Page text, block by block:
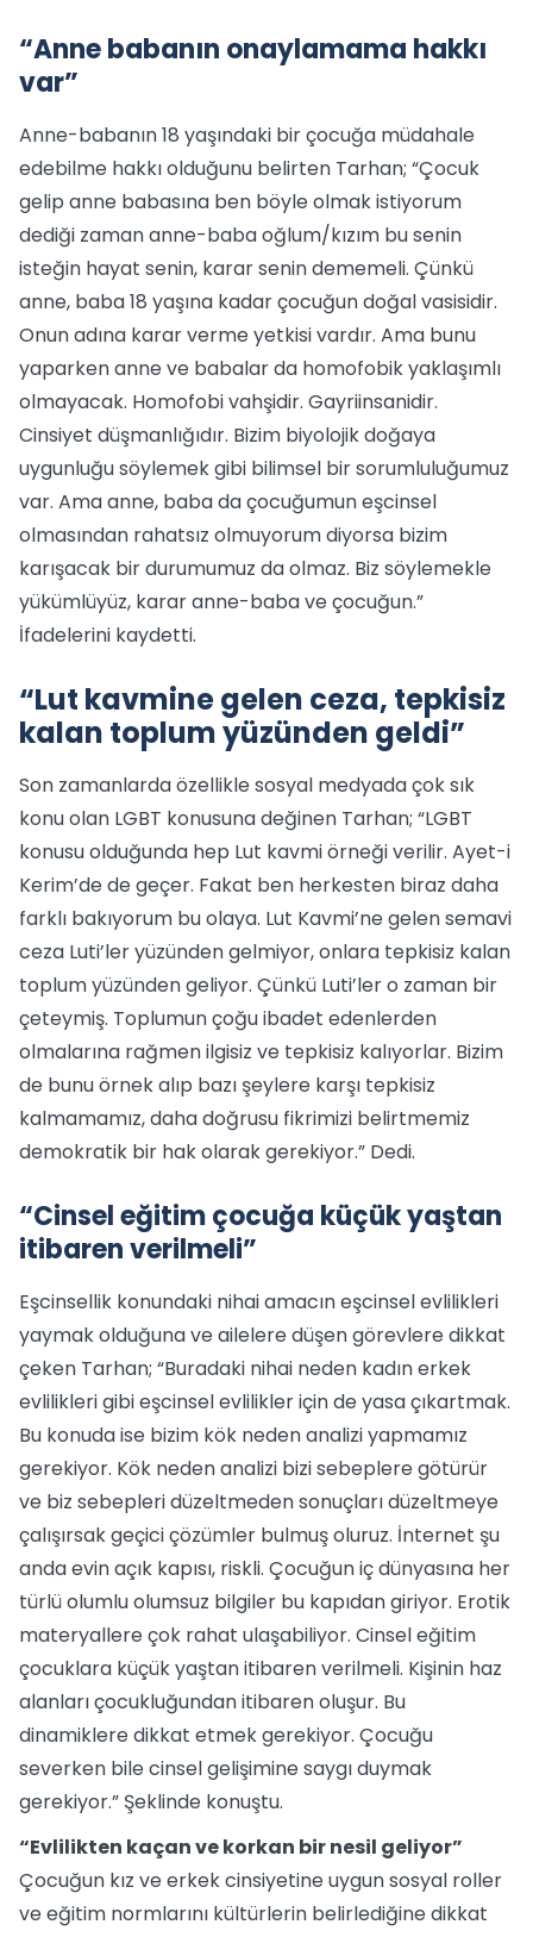
“Anne babanın onaylamama hakkı
var”
Anne-babanın 18 yaşındaki bir çocuğa müdahale
edebilme hakkı olduğunu belirten Tarhan; “Çocuk
gelip anne babasına ben böyle olmak istiyorum
dediği zaman anne-baba oğlum/kızım bu senin
isteğin hayat senin, karar senin dememeli. Çünkü
anne, baba 18 yaşına kadar çocuğun doğal vasisidir.
Onun adına karar verme yetkisi vardır. Ama bunu
yaparken anne ve babalar da homofobik yaklaşımlı
olmayacak. Homofobi vahşidir. Gayriinsanidir.
Cinsiyet düşmanlığıdır. Bizim biyolojik doğaya
uygunluğu söylemek gibi bilimsel bir sorumluluğumuz
var. Ama anne, baba da çocuğumun eşcinsel
olmasından rahatsız olmuyorum diyorsa bizim
karışacak bir durumumuz da olmaz. Biz söylemekle
yükümlüyüz, karar anne-baba ve çocuğun.”
İfadelerini kaydetti.
“Lut kavmine gelen ceza, tepkisiz
kalan toplum yüzünden geldi”
Son zamanlarda özellikle sosyal medyada çok sık
konu olan LGBT konusuna değinen Tarhan; “LGBT
konusu olduğunda hep Lut kavmi örneği verilir. Ayet-i
Kerim’de de geçer. Fakat ben herkesten biraz daha
farklı bakıyorum bu olaya. Lut Kavmi’ne gelen semavi
ceza Luti’ler yüzünden gelmiyor, onlara tepkisiz kalan
toplum yüzünden geliyor. Çünkü Luti’ler o zaman bir
çeteymiş. Toplumun çoğu ibadet edenlerden
olmalarına rağmen ilgisiz ve tepkisiz kalıyorlar. Bizim
de bunu örnek alıp bazı şeylere karşı tepkisiz
kalmamamız, daha doğrusu fikrimizi belirtmemiz
demokratik bir hak olarak gerekiyor.” Dedi.
“Cinsel eğitim çocuğa küçük yaştan
itibaren verilmeli”
Eşcinsellik konundaki nihai amacın eşcinsel evlilikleri
yaymak olduğuna ve ailelere düşen görevlere dikkat
çeken Tarhan; “Buradaki nihai neden kadın erkek
evlilikleri gibi eşcinsel evlilikler için de yasa çıkartmak.
Bu konuda ise bizim kök neden analizi yapmamız
gerekiyor. Kök neden analizi bizi sebeplere götürür
ve biz sebepleri düzeltmeden sonuçları düzeltmeye
çalışırsak geçici çözümler bulmuş oluruz. İnternet şu
anda evin açık kapısı, riskli. Çocuğun iç dünyasına her
türlü olumlu olumsuz bilgiler bu kapıdan giriyor. Erotik
materyallere çok rahat ulaşabiliyor. Cinsel eğitim
çocuklara küçük yaştan itibaren verilmeli. Kişinin haz
alanları çocukluğundan itibaren oluşur. Bu
dinamiklere dikkat etmek gerekiyor. Çocuğu
severken bile cinsel gelişimine saygı duymak
gerekiyor.” Şeklinde konuştu.
“Evlilikten kaçan ve korkan bir nesil geliyor”
Çocuğun kız ve erkek cinsiyetine uygun sosyal roller
ve eğitim normlarını kültürlerin belirlediğine dikkat